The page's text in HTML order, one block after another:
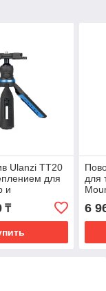
Ulanzi ТТ20
для
и
₸
для
6